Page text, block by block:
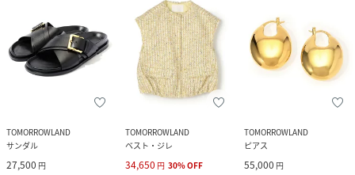
TOMORROWLAND
サンダル
27,500 円
TOMORROWLAND
ベスト・ジレ
34,650 円 30%OFF
TOMORROWLAND
ピアス
55,000 円